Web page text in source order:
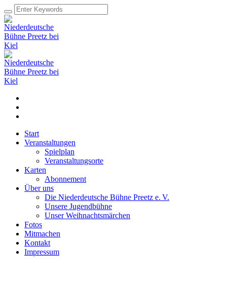
Start
Veranstaltungen
Spielplan
Veranstaltungsorte
Karten
Abonnement
Über uns
Die Niederdeutsche Bühne Preetz e. V.
Unsere Jugendbühne
Unser Weihnachtsmärchen
Fotos
Mitmachen
Kontakt
Impressum